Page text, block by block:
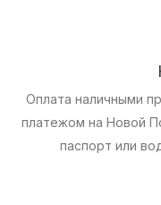
Оплата наличными
платежом на Новой
паспорт или